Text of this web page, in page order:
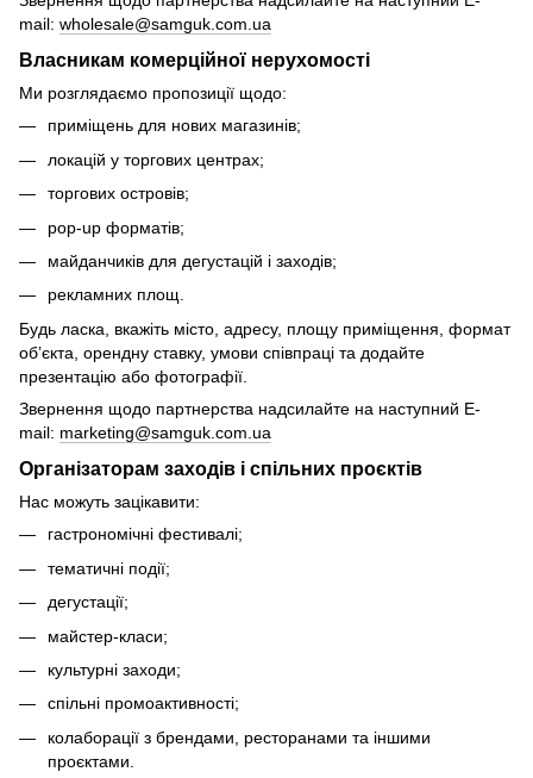
mail: wholesale@samguk.com.ua
Власникам комерційної нерухомості
Ми розглядаємо пропозиції щодо:
приміщень для нових магазинів;
локацій у торгових центрах;
торгових островів;
pop-up форматів;
майданчиків для дегустацій і заходів;
рекламних площ.
Будь ласка, вкажіть місто, адресу, площу приміщення, формат
об’єкта, орендну ставку, умови співпраці та додайте
презентацію або фотографії.
Звернення щодо партнерства надсилайте на наступний E-
mail: marketing@samguk.com.ua
Організаторам заходів і спільних проєктів
Нас можуть зацікавити:
гастрономічні фестивалі;
тематичні події;
дегустації;
майстер-класи;
культурні заходи;
спільні промоактивності;
колаборації з брендами, ресторанами та іншими
проєктами.